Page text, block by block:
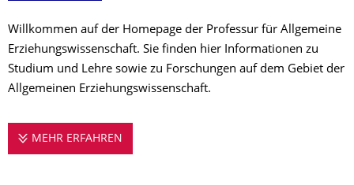
Willkommen auf der Homepage der Professur für Allgemeine
Erziehungswissenschaft. Sie finden hier Informationen zu
Studium und Lehre sowie zu Forschungen auf dem Gebiet der
Allgemeinen Erziehungswissenschaft.
MEHR ERFAHREN